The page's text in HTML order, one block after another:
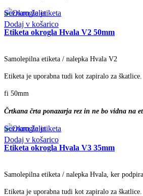
Seznam želja
Dodaj v košarico
Etiketa okrogla Hvala V2 50mm
Samolepilna etiketa / nalepka Hvala V2
Etiketa je uporabna tudi kot zapiralo za škatlice.
fi 50mm
Črtkana črta ponazarja rez in ne bo vidna na
Seznam želja
Dodaj v košarico
Etiketa okrogla Hvala V3 35mm
Samolepilna etiketa / nalepka Hvala, ker
Etiketa je uporabna tudi kot zapiralo za škatlice.